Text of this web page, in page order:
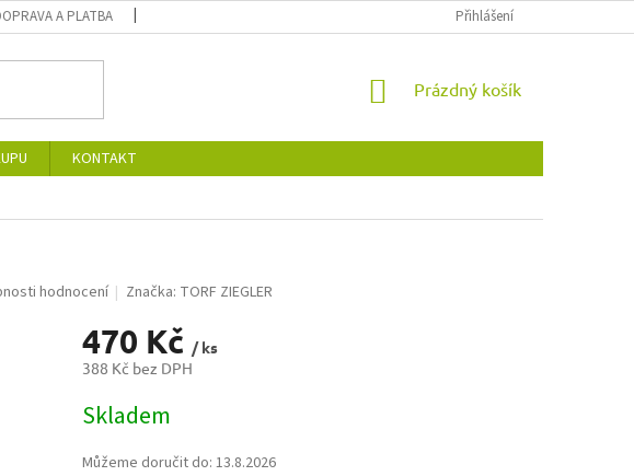
A PLATBA OCHRANA OSOBNÍCH ÚDAJŮ
Přihlášení
NÁKUPNÍ
Prázdný košík
KONTAKT
hodnocení Značka: TORF ZIEGLER
470 Kč / ks
388 Kč bez DPH
cena:
Skladem
Můžeme doručit do: 13.8.2026